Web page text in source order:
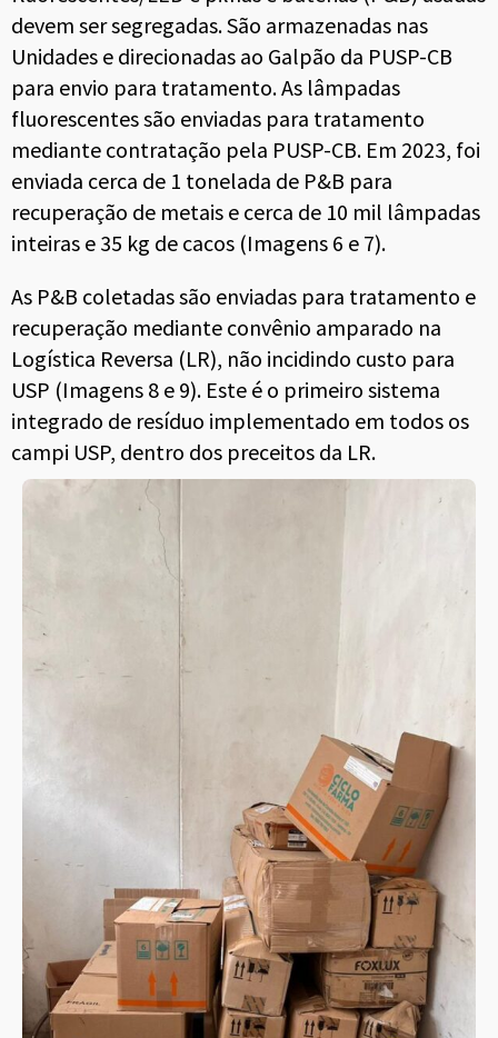
devem ser segregadas. São armazenadas nas
Unidades e direcionadas ao Galpão da PUSP-CB
para envio para tratamento. As lâmpadas
fluorescentes são enviadas para tratamento
mediante contratação pela PUSP-CB. Em 2023, foi
enviada cerca de 1 tonelada de P&B para
recuperação de metais e cerca de 10 mil lâmpadas
inteiras e 35 kg de cacos (Imagens 6 e 7).
As P&B coletadas são enviadas para tratamento e
recuperação mediante convênio amparado na
Logística Reversa (LR), não incidindo custo para
USP (Imagens 8 e 9). Este é o primeiro sistema
integrado de resíduo implementado em todos os
campi USP, dentro dos preceitos da LR.